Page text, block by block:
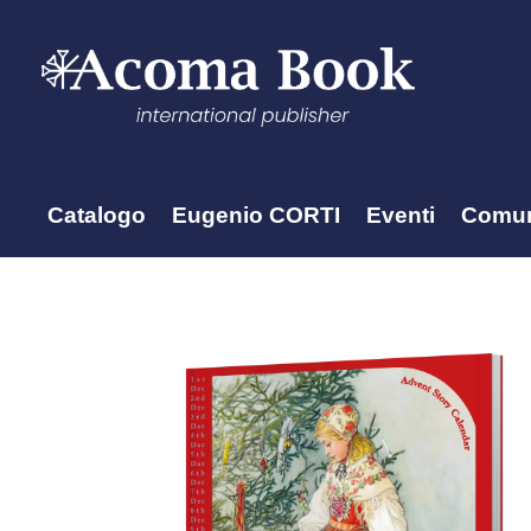
Catalogo Eugenio CORTI Eventi